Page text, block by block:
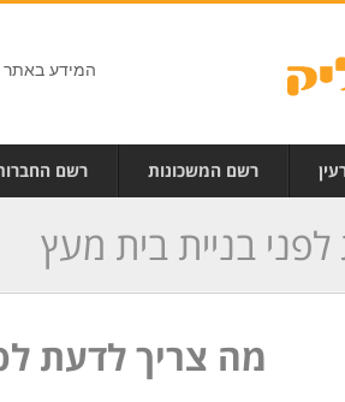
המידע באתר
רשם המשכונות רשם
בניית בית מעץ
מה צריך לדעת